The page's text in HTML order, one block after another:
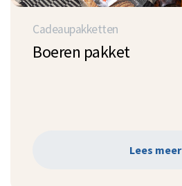
Cadeaupakketten
Boeren pakket
Lees meer